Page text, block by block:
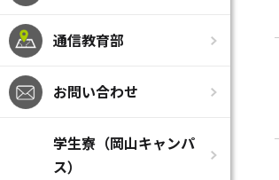
通信教育部
お問い合わせ
学生寮（岡山キャンパ
ス）